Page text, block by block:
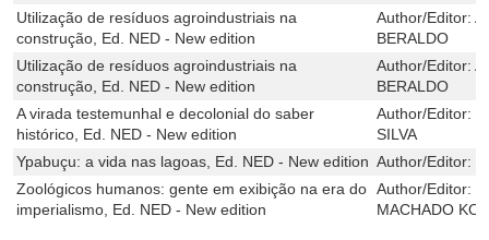
Utilização de resíduos agroindustriais na
construção, Ed. NED - New edition
Author/Editor:
BERALDO
Utilização de resíduos agroindustriais na
construção, Ed. NED - New edition
Author/Editor:
BERALDO
A virada testemunhal e decolonial do saber
histórico, Ed. NED - New edition
Author/Editor:
SILVA
Ypabuçu: a vida nas lagoas, Ed. NED - New edition Author/Editor:
Zoológicos humanos: gente em exibição na era do
imperialismo, Ed. NED - New edition
Author/Editor:
MACHADO